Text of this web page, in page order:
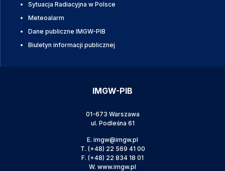
Sytuacja Radiacyjna w Polsce
Meteoalarm
Dane publiczne IMGW-PIB
Biuletyn informacji publicznej
IMGW-PIB
01-673 Warszawa
ul. Podleśna 61
E. imgw@imgw.pl
T. (+48) 22 569 41 00
F. (+48) 22 834 18 01
W. www.imgw.pl